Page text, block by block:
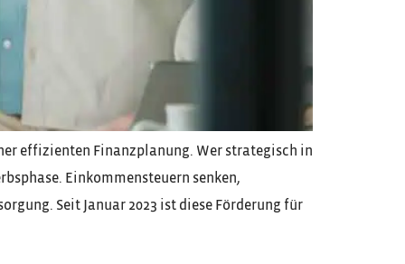
effizienten Finanzplanung. Wer strategisch in
Einkommensteuern senken,
Seit Januar 2023 ist diese Förderung für